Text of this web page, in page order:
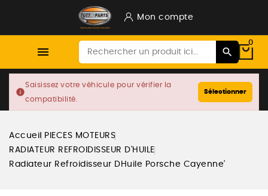
Mon compte

0
info
Saisissez votre véhicule pour vérifier la
compatibilité.
Sélectionner
Accueil
PIECES MOTEURS
RADIATEUR REFROIDISSEUR D'HUILE
Radiateur Refroidisseur DHuile Porsche Cayenne'